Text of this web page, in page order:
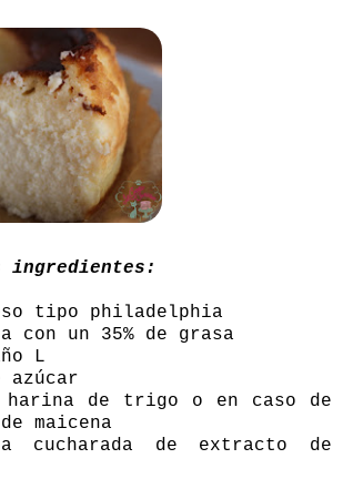
ingredientes:
tipo philadelphia
con un 35% de grasa
L
azúcar
harina de trigo o en caso de
maicena
cucharada de extracto de